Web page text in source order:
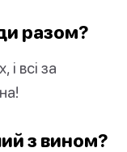
разом?
всі за
з вином?